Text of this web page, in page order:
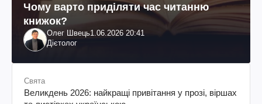
Чому варто приділяти час читанню
книжок?
Олег Швець1.06.2026 20:41
Дієтолог
Свята
Великдень 2026: найкращі привітання у прозі, віршах